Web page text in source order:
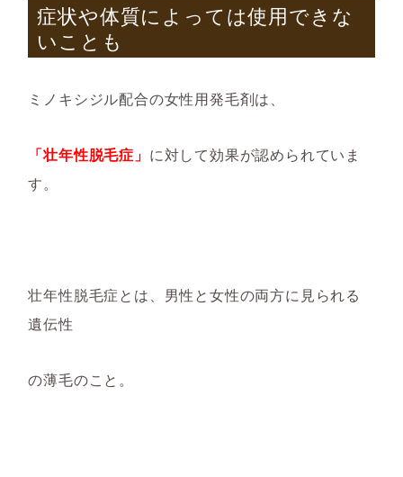
症状や体質によっては使用できな
いことも
ミノキシジル配合の女性用発毛剤は、
「壮年性脱毛症」 に対して効果が認められていま
す。
壮年性脱毛症とは、 男性と女性の両方に見られる
遺伝性
の薄毛のこと。